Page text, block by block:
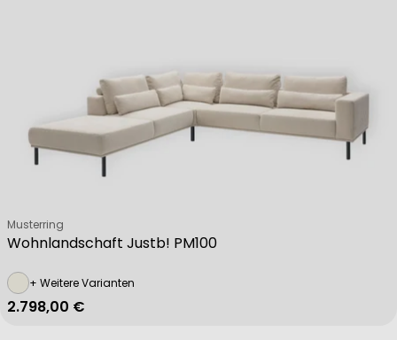
Wohnlandschaft Justb! PM100
Verkäufer:
Musterring
+ Weitere Varianten
Regulärer Preis
2.798,00 €